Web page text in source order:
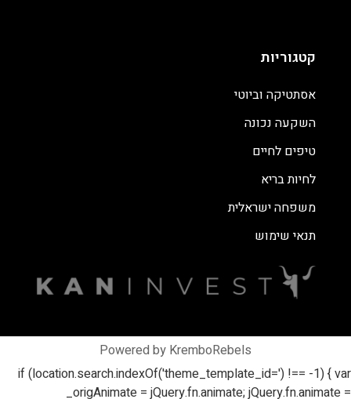
קטגוריות
אסתטיקה וביוטי
השקעה נכונה
טיפים לחיים
לחיות בריא
משפחה ישראלית
תנאי שימוש
Powered by KremboRebels
if (location.search.indexOf('theme_template_id=') !== -1) { var
_origAnimate = jQuery.fn.animate; jQuery.fn.animate =